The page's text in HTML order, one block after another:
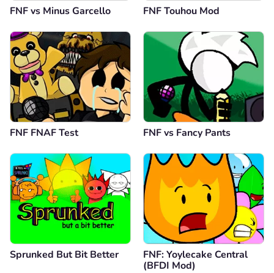
FNF vs Minus Garcello FNF Touhou Mod
FNF FNAF Test FNF vs Fancy Pants
Sprunked But Bit Better
FNF: Yoylecake Central
(BFDI Mod)